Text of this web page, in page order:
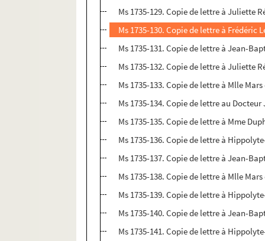
Ms 1735-129. Copie de lettre à Juliette
Ms 1735-130. Copie de lettre à Frédéric
Ms 1735-131. Copie de lettre à Jean-
Ms 1735-132. Copie de lettre à Juliette
Ms 1735-133. Copie de lettre à Mlle
Ms 1735-134. Copie de lettre au
Ms 1735-135. Copie de lettre à Mme
Ms 1735-136. Copie de lettre à
Ms 1735-137. Copie de lettre à Jean-
Ms 1735-138. Copie de lettre à Mlle
Ms 1735-139. Copie de lettre à
Ms 1735-140. Copie de lettre à Jean-
Ms 1735-141. Copie de lettre à